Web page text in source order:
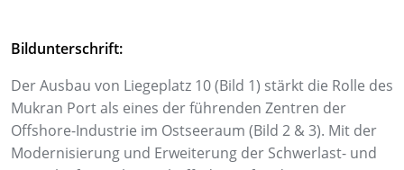
Bildunterschrift:
Der Ausbau von Liegeplatz 10 (Bild 1) stärkt die Rolle des
Mukran Port als eines der führenden Zentren der
Offshore-Industrie im Ostseeraum (Bild 2 & 3). Mit der
Modernisierung und Erweiterung der Schwerlast- und